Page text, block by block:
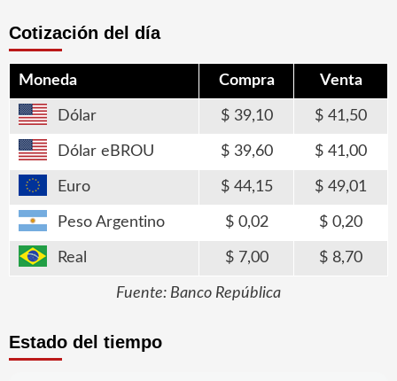
Cotización del día
Moneda Compra Venta
Dólar 39,10 41,50
Dólar eBROU 39,60 41,00
Euro 44,15 49,01
Peso Argentino 0,02 0,20
Real 7,00 8,70
Fuente: Banco República
Estado del tiempo